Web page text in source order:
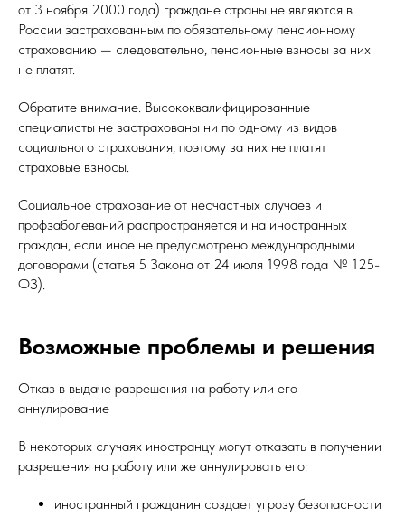
от 3 ноября 2000 года) граждане страны не являются в
России застрахованным по обязательному пенсионному
страхованию — следовательно, пенсионные взносы за них
не платят.
Обратите внимание. Высококвалифицированные
специалисты не застрахованы ни по одному из видов
социального страхования, поэтому за них не платят
страховые взносы.
Социальное страхование от несчастных случаев и
профзаболеваний распространяется и на иностранных
граждан, если иное не предусмотрено международными
договорами (статья 5 Закона от 24 июля 1998 года № 125-
ФЗ).
Возможные проблемы и решения
Отказ в выдаче разрешения на работу или его
аннулирование
В некоторых случаях иностранцу могут отказать в получении
разрешения на работу или же аннулировать его:
иностранный гражданин создает угрозу безопасности